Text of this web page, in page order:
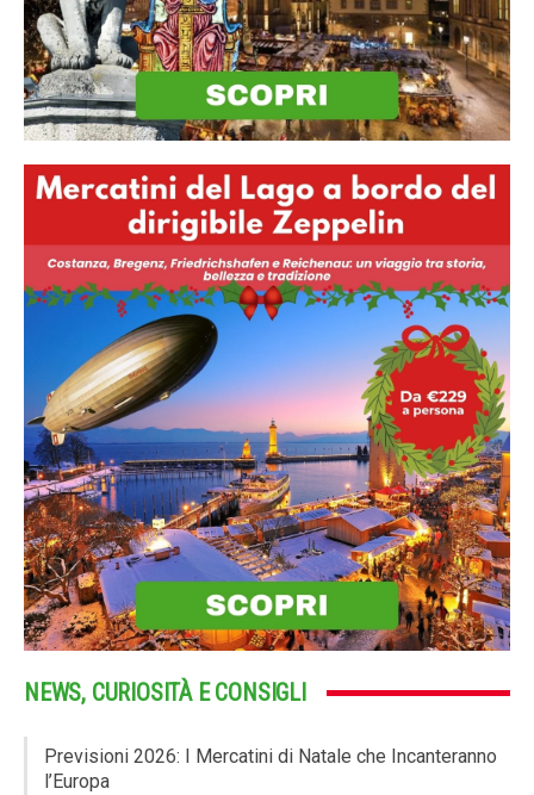
NEWS, CURIOSITÀ E CONSIGLI
Previsioni 2026: I Mercatini di Natale che Incanteranno
l’Europa